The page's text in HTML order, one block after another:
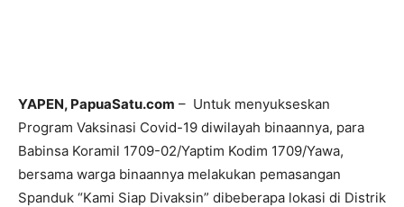
YAPEN, PapuaSatu.com – Untuk menyukseskan
Program Vaksinasi Covid-19 diwilayah binaannya, para
Babinsa Koramil 1709-02/Yaptim Kodim 1709/Yawa,
bersama warga binaannya melakukan pemasangan
Spanduk “Kami Siap Divaksin” dibeberapa lokasi di Distrik